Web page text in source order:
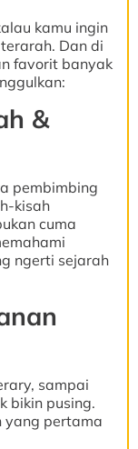
kamu ingin
Dan di
favorit banyak
&
pembimbing
kisah
cuma
ngerti sejarah
sampai
bikin pusing.
yang pertama